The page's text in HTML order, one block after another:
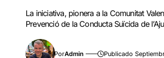
La iniciativa, pionera a la Comunitat
Prevenció de la Conducta Suïcida de
PorAdmin Publicado